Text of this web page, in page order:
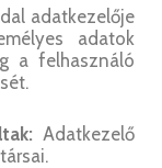
adatkezelője
adatok
a felhasználó
Adatkezelő